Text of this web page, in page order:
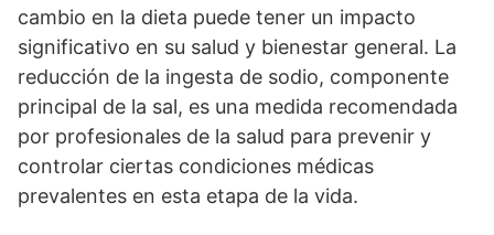
cambio en la dieta puede tener un impacto
significativo en su salud y bienestar general. La
reducción de la ingesta de sodio, componente
principal de la sal, es una medida recomendada
por profesionales de la salud para prevenir y
controlar ciertas condiciones médicas
prevalentes en esta etapa de la vida.